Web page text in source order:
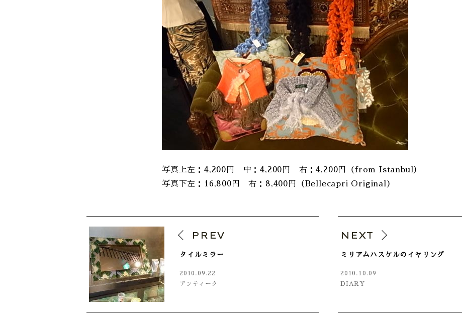
写真上左：4,200円 中：4,200円 右：4,200円（from Istanbul）
写真下左：16,800円 右：8,400円（Bellecapri Original）
PREV
タイルミラー
2010.09.22
アンティーク
NEXT
ミリアムハスケルのイヤリング
2010.10.09
DIARY